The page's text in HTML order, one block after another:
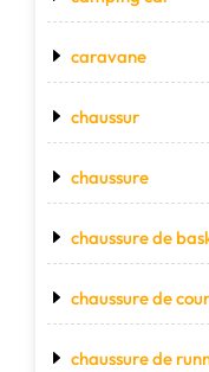
caravane
chaussur
chaussure
chaussure de
chaussure de
chaussure de